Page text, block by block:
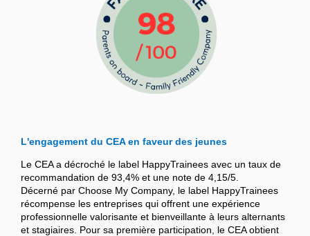
L'engagement du CEA en faveur des jeunes
Le CEA a décroché le label HappyTrainees avec un taux de
recommandation de 93,4% et une note de 4,15/5.
Décerné par Choose My Company, le label HappyTrainees
récompense les entreprises qui offrent une expérience
professionnelle valorisante et bienveillante à leurs alternants
et stagiaires. Pour sa première participation, le CEA obtient